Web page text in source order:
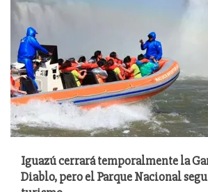
Iguazú cerrará temporalmente la
Diablo, pero el Parque Nacional